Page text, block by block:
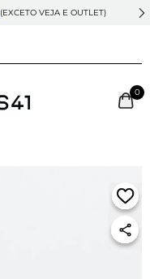
(EXCETO VEJA E OUTLET)
0